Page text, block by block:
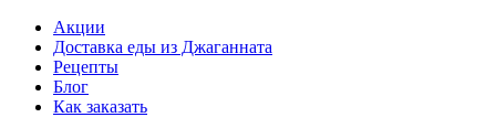
Акции
Доставка еды из Джаганната
Рецепты
Блог
Как заказать